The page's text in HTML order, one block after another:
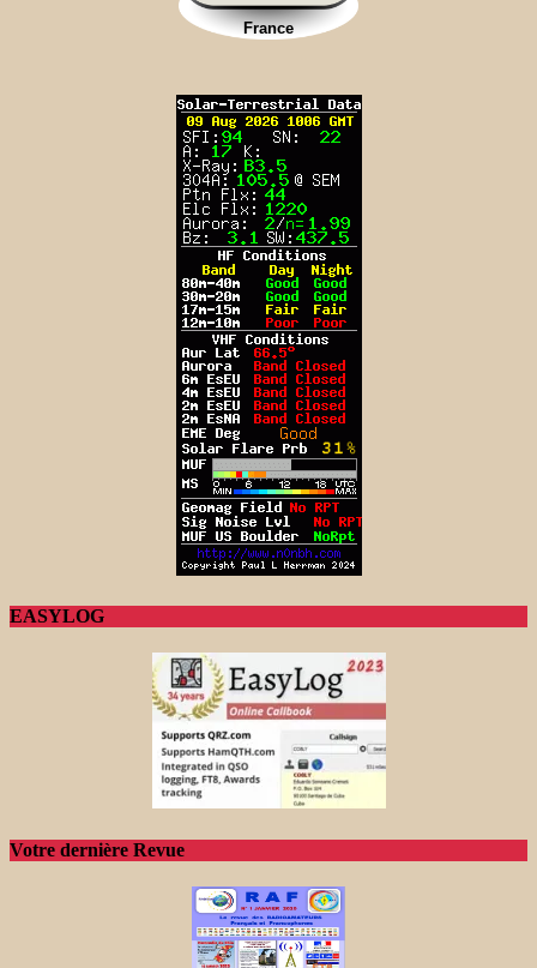
EASYLOG
Votre dernière Revue